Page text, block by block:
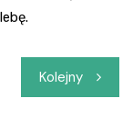
Kolejny